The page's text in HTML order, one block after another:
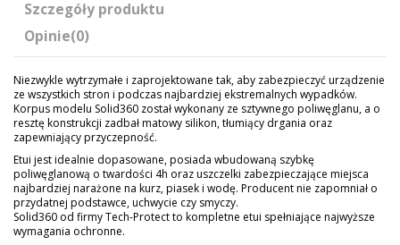
Szczegóły produktu
Opinie(0)
Niezwykle wytrzymałe i zaprojektowane tak, aby zabezpieczyć urządzenie
ze wszystkich stron i podczas najbardziej ekstremalnych wypadków.
Korpus modelu Solid360 został wykonany ze sztywnego poliwęglanu, a o
resztę konstrukcji zadbał matowy silikon, tłumiący drgania oraz
zapewniający przyczepność.
Etui jest idealnie dopasowane, posiada wbudowaną szybkę
poliwęglanową o twardości 4h oraz uszczelki zabezpieczające miejsca
najbardziej narażone na kurz, piasek i wodę. Producent nie zapomniał o
przydatnej podstawce, uchwycie czy smyczy.
Solid360 od firmy Tech-Protect to kompletne etui spełniające najwyższe
wymagania ochronne.